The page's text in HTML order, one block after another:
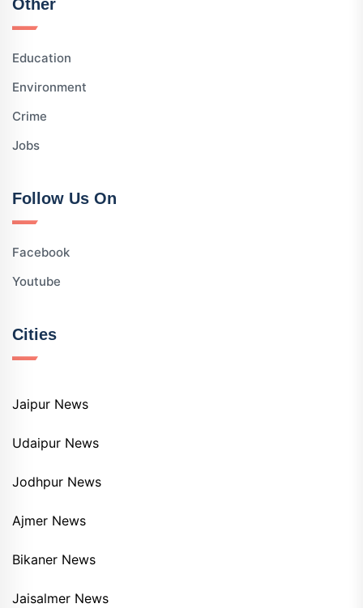
Other
Education
Environment
Crime
Jobs
Follow Us On
Facebook
Youtube
Cities
Jaipur News
Udaipur News
Jodhpur News
Ajmer News
Bikaner News
Jaisalmer News